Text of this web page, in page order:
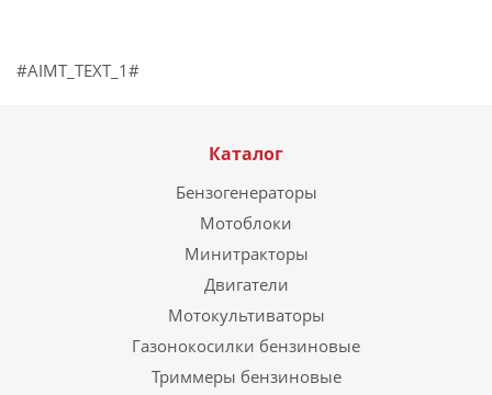
#AIMT_TEXT_1#
Каталог
Бензогенераторы
Мотоблоки
Минитракторы
Двигатели
Мотокультиваторы
Газонокосилки бензиновые
Триммеры бензиновые